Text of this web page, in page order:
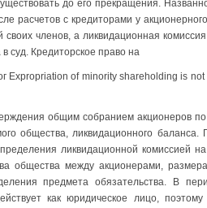
до его прекращения.
расчетов с кредиторами у
членов, а ликвидационная
суд. Кредиторское право на
Expropriation of minority shareholding is
общим собранием ак­ционеров
общества, ликвидационного
ликвидационной комиссией
общества между акционерами,
предмета обязательства. В
как юридическое лицо,